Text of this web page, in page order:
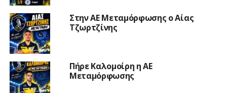
Στην ΑΕ Μεταμόρφωσης ο Αίας
Τζωρτζίνης
Πήρε Καλομοίρη η ΑΕ
Μεταμόρφωσης